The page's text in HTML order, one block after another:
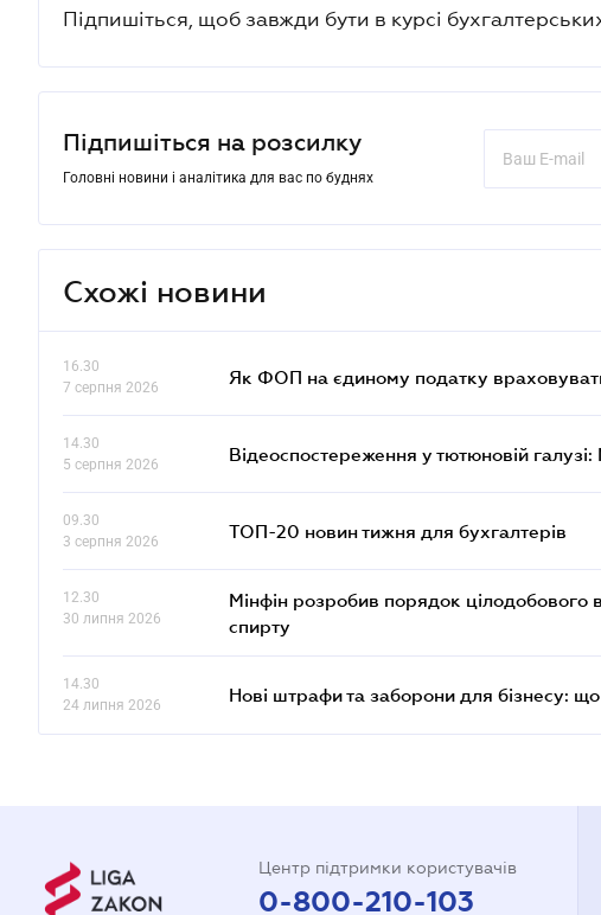
Підпишіться, щоб завжди бути в курсі
Підпишіться на розсилку
Головні новини і аналітика для вас по буднях
Схожі новини
16.30
7 серпня 2026
Як ФОП на єдиному податку
14.30
5 серпня 2026
Відеоспостереження у тютюновій
09.30
3 серпня 2026
ТОП-20 новин тижня для бухгалтерів
12.30
30 липня 2026
Мінфін розробив порядок цілодобового
спирту
14.30
24 липня 2026
Нові штрафи та заборони для бізнесу:
Центр підтримки користувачів
0-800-210-103